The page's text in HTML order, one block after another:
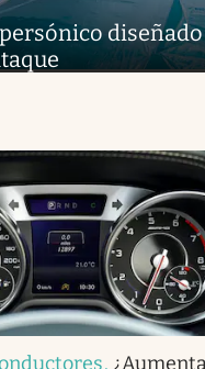
diseñado
.